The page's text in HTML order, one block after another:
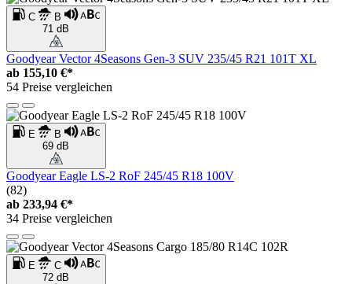
C
B
71 dB
Goodyear Vector 4Seasons Gen-3 SUV 235/45 R21 101T XL
ab 155,10 €*
54 Preise vergleichen
E
B
69 dB
Goodyear Eagle LS-2 RoF 245/45 R18 100V
(82)
ab 233,94 €*
34 Preise vergleichen
E
C
72 dB